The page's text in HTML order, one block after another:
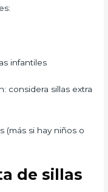
infantiles
considera sillas extra
(más si hay niños o
de sillas